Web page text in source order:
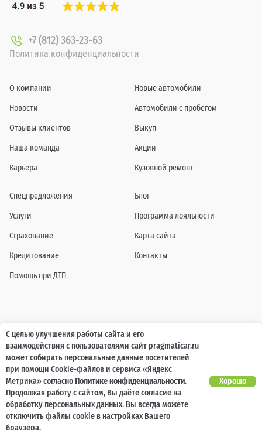
+7 (812) 363-23-63
Политика конфиденциальности
О компании
Новости
Отзывы клиентов
Наша команда
Карьера
Новые автомобили
Автомобили с пробегом
Выкуп
Акции
Кузовной ремонт
Спецпредложения
Услуги
Страхование
Кредитование
Помощь при ДТП
Блог
Программа лояльности
Карта сайта
Контакты
Информация о технических характеристиках, составе комплектаций, цветовой
гамме и стоимости автомобилей, а также действующих акциях, сроках и условиях
их проведения, указанных на сайте www.pragmaticar.ru, носит информационный
характер и ни при каких условиях не является публичной офертой,
определяемой положениями пунктом 2 статьи 437 Гражданского кодекса
Российской Федерации. Для получения подробной информации обращайтесь к
специалистам нашей компании.
© ПРАГМАТИКА, 2026
С целью улучшения работы сайта и его
взаимодействия с пользователями сайт pragmaticar.ru
может собирать персональные данные посетителей
при помощи Cookie-файлов и сервиса «Яндекс
Метрика» согласноПолитике конфиденциальности.
Продолжая работу с сайтом, Вы даёте согласие на
обработку персональных данных. Вы всегда можете
отключить файлы cookie в настройках Вашего
браузера.
Хорошо